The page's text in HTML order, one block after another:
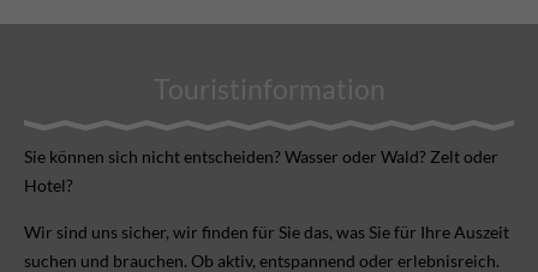
Touristinformation
Sie können sich nicht ent­scheiden? Wasser oder Wald? Zelt oder
Hotel?
Wir sind uns sicher, wir finden für Sie das, was Sie für Ihre Aus­zeit
suchen und brauchen. Ob aktiv, ent­spannend oder erlebnis­reich.